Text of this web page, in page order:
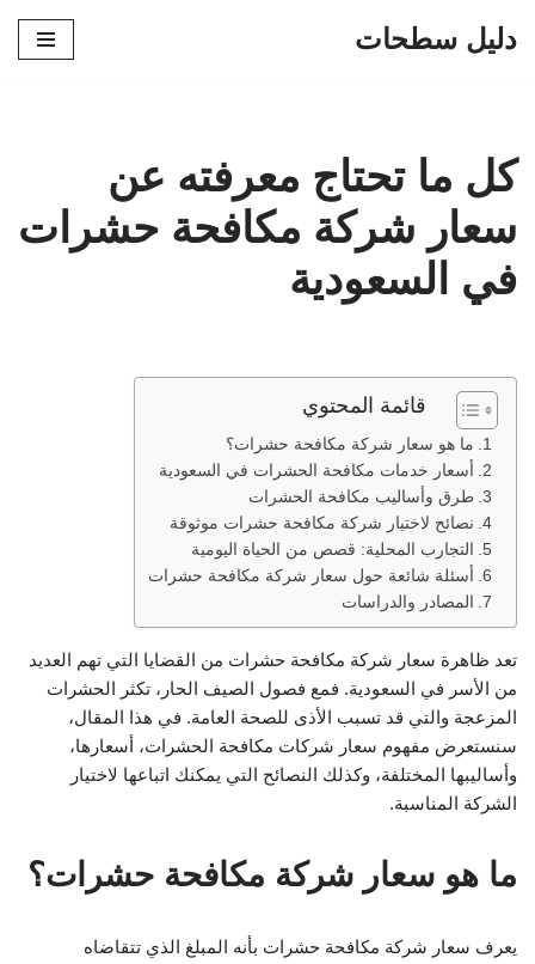
دليل سطحات
كل ما تحتاج معرفته عن
سعار شركة مكافحة حشرات
في السعودية
قائمة المحتوي
ما هو سعار شركة مكافحة حشرات؟
أسعار خدمات مكافحة الحشرات في السعودية
طرق وأساليب مكافحة الحشرات
نصائح لاختيار شركة مكافحة حشرات موثوقة
التجارب المحلية: قصص من الحياة اليومية
أسئلة شائعة حول سعار شركة مكافحة حشرات
المصادر والدراسات
تعد ظاهرة سعار شركة مكافحة حشرات من القضايا التي تهم العديد
من الأسر في السعودية. فمع فصول الصيف الحار، تكثر الحشرات
المزعجة والتي قد تسبب الأذى للصحة العامة. في هذا المقال،
سنستعرض مفهوم سعار شركات مكافحة الحشرات، أسعارها،
وأساليبها المختلفة، وكذلك النصائح التي يمكنك اتباعها لاختيار
الشركة المناسبة.
ما هو سعار شركة مكافحة حشرات؟
يعرف سعار شركة مكافحة حشرات بأنه المبلغ الذي تتقاضاه